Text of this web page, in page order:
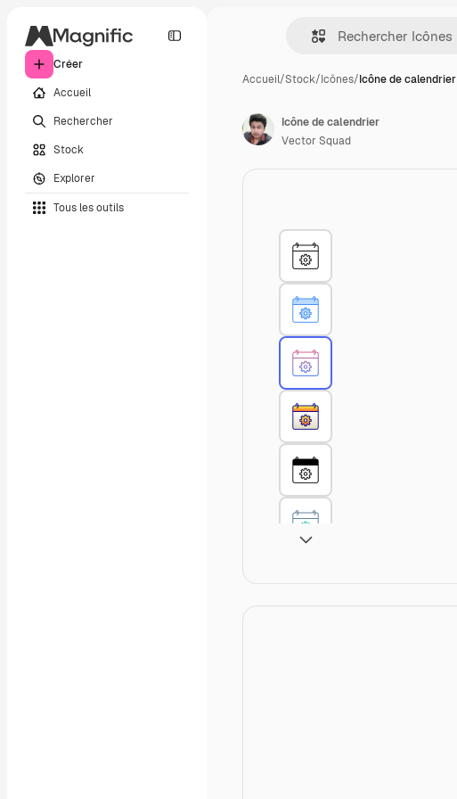
Créer
Accueil
Rechercher
Stock
Explorer
Tous les outils
Accueil/Stock/Icônes/Icône de calendrier
Icône de calendrier
Vector Squad